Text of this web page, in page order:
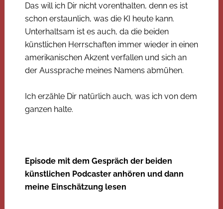
Das will ich Dir nicht vorenthalten, denn es ist
schon erstaunlich, was die KI heute kann.
Unterhaltsam ist es auch, da die beiden
künstlichen Herrschaften immer wieder in einen
amerikanischen Akzent verfallen und sich an
der Aussprache meines Namens abmühen.
Ich erzähle Dir natürlich auch, was ich von dem
ganzen halte.
Episode mit dem Gespräch der beiden
künstlichen Podcaster anhören und dann
meine Einschätzung lesen